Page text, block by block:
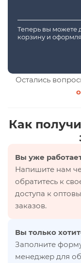
Теперь вы можете
корзину и
Остались
Как
Вы уже
Напишите нам
обратитесь к
доступа к
заказов.
Вы только
Заполните
менеджер для